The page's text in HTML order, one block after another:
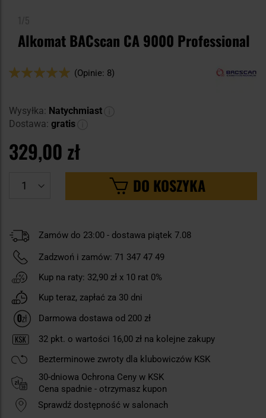
Alkomat BACscan CA 9000 Professional
Ocena:
(Opinie: 8)
Wysyłka: Natychmiast
Dostawa: gratis
329,00 zł
DO KOSZYKA
Zamów do 23:00 - dostawa piątek 7.08
Zadzwoń i zamów: 71 347 47 49
Kup na raty: 32,90 zł x 10 rat 0%
Kup teraz, zapłać za 30 dni
Darmowa dostawa od 200 zł
32 pkt. o wartości 16,00 zł na kolejne zakupy
Bezterminowe zwroty dla klubowiczów KSK
30-dniowa Ochrona Ceny w KSK
Cena spadnie - otrzymasz kupon
Sprawdź dostępność w salonach